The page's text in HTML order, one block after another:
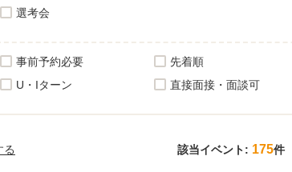
選考会
事前予約必要 先着順
U・Iターン
直接面接・面談可
該当イベント: 175件